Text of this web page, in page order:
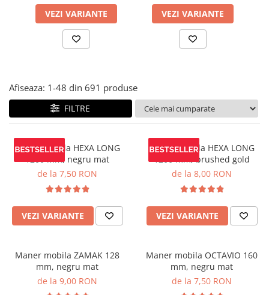
Solutii de curatat & adezivi
Canturi ABS
Clesti/ patenti
Alte scule & unelte
VEZI VARIANTE VEZI VARIANTE
Afiseaza: 1-48 din 691 produse
FILTRE
Maner mobila HEXA LONG
1200 mm, negru mat
de la 7,50 RON
VEZI VARIANTE
Maner mobila HEXA LONG
1200 mm, brushed gold
de la 8,00 RON
VEZI VARIANTE
Maner mobila ZAMAK 128
mm, negru mat
de la 9,00 RON
Maner mobila OCTAVIO 160
mm, negru mat
de la 7,50 RON